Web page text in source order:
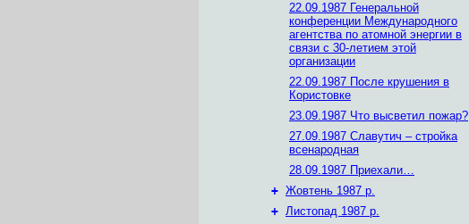
22.09.1987 Генеральной
конференции Международного
агентства по атомной энергии в
связи с 30-летием этой
организации
22.09.1987 После крушения в
Користовке
23.09.1987 Что высветил пожар?
27.09.1987 Славутич – стройка
всенародная
28.09.1987 Приехали…
+ Жовтень 1987 р.
+ Листопад 1987 р.